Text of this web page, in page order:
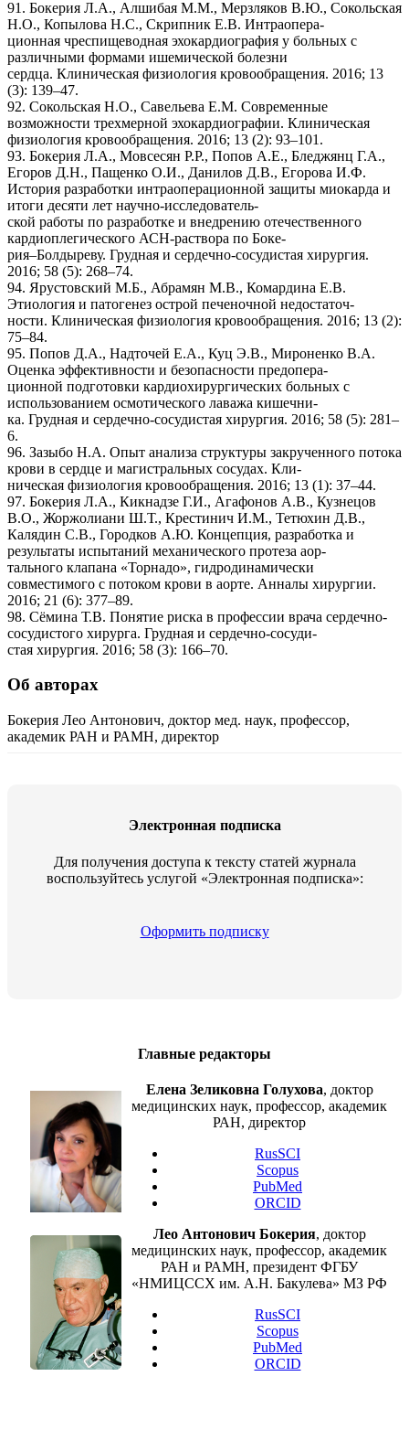
91. Бокерия Л.А., Алшибая М.М., Мерзляков В.Ю., Сокольская
Н.О., Копылова Н.С., Скрипник Е.В. Интраопера-
ционная чреспищеводная эхокардиография у больных с
различными формами ишемической болезни
сердца. Клиническая физиология кровообращения. 2016; 13
(3): 139–47.
92. Сокольская Н.О., Савельева Е.М. Современные
возможности трехмерной эхокардиографии. Клиническая
физиология кровообращения. 2016; 13 (2): 93–101.
93. Бокерия Л.А., Мовсесян Р.Р., Попов А.Е., Бледжянц Г.А.,
Егоров Д.Н., Пащенко О.И., Данилов Д.В., Егорова И.Ф.
История разработки интраоперационной защиты миокарда и
итоги десяти лет научно-исследователь-
ской работы по разработке и внедрению отечественного
кардиоплегического АСН-раствора по Боке-
рия–Болдыреву. Грудная и сердечно-сосудистая хирургия.
2016; 58 (5): 268–74.
94. Ярустовский М.Б., Абрамян М.В., Комардина Е.В.
Этиология и патогенез острой печеночной недостаточ-
ности. Клиническая физиология кровообращения. 2016; 13 (2):
75–84.
95. Попов Д.А., Надточей Е.А., Куц Э.В., Мироненко В.А.
Оценка эффективности и безопасности предопера-
ционной подготовки кардиохирургических больных с
использованием осмотического лаважа кишечни-
ка. Грудная и сердечно-сосудистая хирургия. 2016; 58 (5): 281–
6.
96. Зазыбо Н.А. Опыт анализа структуры закрученного потока
крови в сердце и магистральных сосудах. Кли-
ническая физиология кровообращения. 2016; 13 (1): 37–44.
97. Бокерия Л.А., Кикнадзе Г.И., Агафонов А.В., Кузнецов
В.О., Жоржолиани Ш.Т., Крестинич И.М., Тетюхин Д.В.,
Калядин С.В., Городков А.Ю. Концепция, разработка и
результаты испытаний механического протеза аор-
тального клапана «Торнадо», гидродинамически
совместимого с потоком крови в аорте. Анналы хирургии.
2016; 21 (6): 377–89.
98. Сёмина Т.В. Понятие риска в профессии врача сердечно-
сосудистого хирурга. Грудная и сердечно-сосуди-
стая хирургия. 2016; 58 (3): 166–70.
Об авторах
Бокерия Лео Антонович, доктор мед. наук, профессор,
академик РАН и РАМН, директор
Электронная подписка
Для получения доступа к тексту статей журнала
воспользуйтесь услугой «Электронная подписка»:
Оформить подписку
Главные редакторы
Елена Зеликовна Голухова, доктор
медицинских наук, профессор, академик
РАН, директор
RusSCI
Scopus
PubMed
ORCID
Лео Антонович Бокерия, доктор
медицинских наук, профессор, академик
РАН и РАМН, президент ФГБУ
«НМИЦССХ им. А.Н. Бакулева» МЗ РФ
RusSCI
Scopus
PubMed
ORCID